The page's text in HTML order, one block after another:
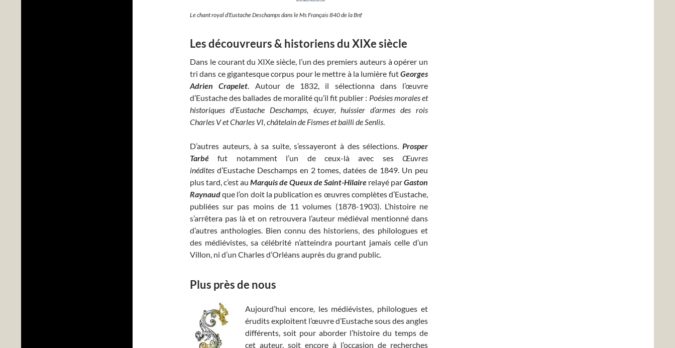
Le chant royal d’Eustache Deschamps dans le Ms Français 840 de la Bnf
Les découvreurs & historiens du XIXe siècle
Dans le courant du XIXe siècle, l’un des premiers auteurs à opérer un
tri dans ce gigantesque corpus pour le mettre à la lumière futGeorges
Adrien Crapelet. Autour de 1832, il sélectionna dans l’œuvre
d’Eustache des ballades de moralité qu’il fit publier : Poésies morales et
historiques d’Eustache Deschamps, écuyer, huissier d’armes des rois
Charles V et Charles VI, châtelain de Fismes et bailli de Senlis.
D’autres auteurs, à sa suite, s’essayeront à des sélections. Prosper
Tarbé fut notamment l’un de ceux-là avec ses Œuvres
inédites d’Eustache Deschamps en 2 tomes, datées de 1849. Un peu
plus tard, c’est au Marquis de Queux de Saint-Hilaire relayé parGaston
Raynaudque l’on doit la publication es œuvres complètes d’Eustache,
publiées sur pas moins de 11 volumes (1878-1903). L’histoire ne
s’arrêtera pas là et on retrouvera l’auteur médiéval mentionné dans
d’autres anthologies. Bien connu des historiens, des philologues et
des médiévistes, sa célébrité n’atteindra pourtant jamais celle d’un
Villon, ni d’un Charles d’Orléans auprès du grand public.
Plus près de nous
Aujourd’hui encore, les médiévistes, philologues et
érudits exploitent l’œuvre d’Eustache sous des angles
différents, soit pour aborder l’histoire du temps de
cet auteur, soit encore à l’occasion de recherches